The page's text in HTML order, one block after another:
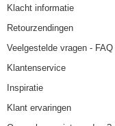
Klacht informatie
Retourzendingen
Veelgestelde vragen - FAQ
Klantenservice
Inspiratie
Klant ervaringen